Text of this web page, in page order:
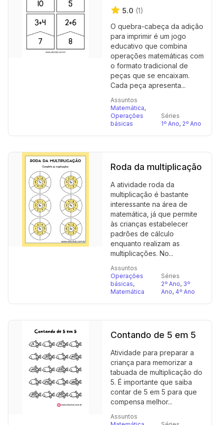
5.0 (1)
O quebra-cabeça da adição
para imprimir é um jogo
educativo que combina
operações matemáticas com
o formato tradicional de
peças que se encaixam.
Cada peça apresenta...
Assuntos
Matemática,
Operações
básicas
Séries
1º Ano, 2º Ano
Roda da multiplicação
A atividade roda da
multiplicação é bastante
interessante na área de
matemática, já que permite
às crianças estabelecer
padrões de cálculo
enquanto realizam as
multiplicações. No...
Assuntos
Operações
básicas,
Matemática
Séries
2º Ano, 3º
Ano, 4º Ano
Contando de 5 em 5
Atividade para preparar a
criança para memorizar a
tabuada de multiplicação do
5. É importante que saiba
contar de 5 em 5 para que
compensa melhor...
Assuntos